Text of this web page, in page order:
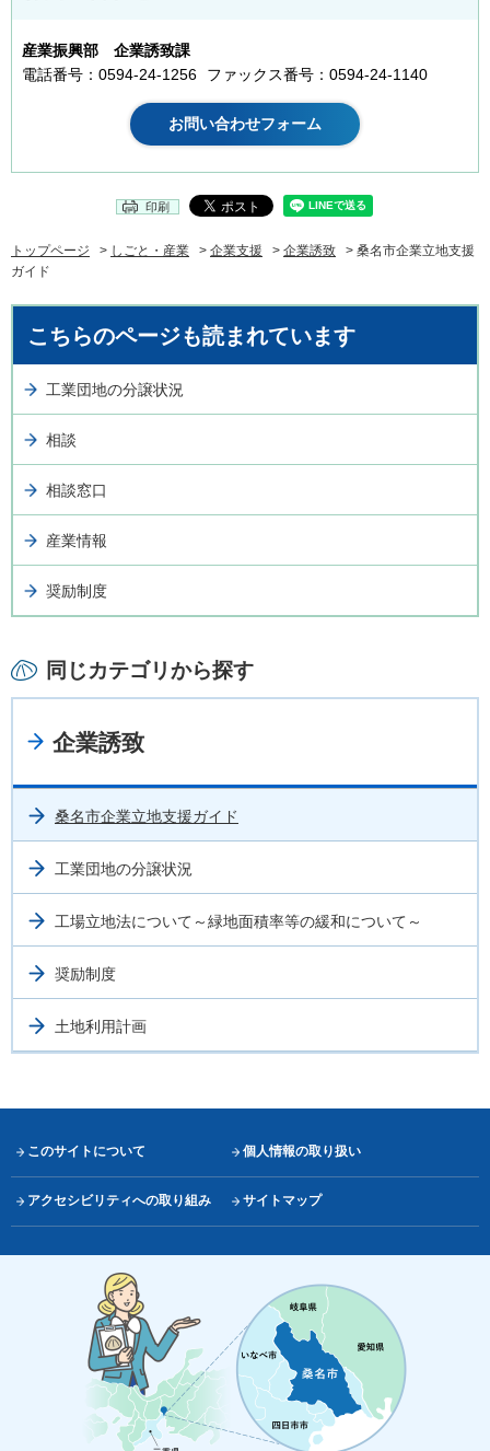
産業振興部 企業誘致課
電話番号：0594-24-1256
ファックス番号：0594-24-1140
印刷
トップページ > しごと・産業 > 企業支援 > 企業誘致
> 桑名市企業立地支援
ガイド
こちらのページも読まれています
工業団地の分譲状況
相談
相談窓口
産業情報
奨励制度
同じカテゴリから探す
企業誘致
桑名市企業立地支援ガイド
工業団地の分譲状況
工場立地法について～緑地面積率等の緩和について～
奨励制度
土地利用計画
このサイトについて 個人情報の取り扱い
アクセシビリティへの取り組み サイトマップ